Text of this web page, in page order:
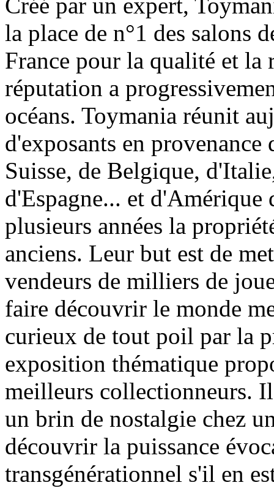
Créé par un expert,
la place de n°1 des salons
France pour la qualité et la
réputation a
océans. Toymania réunit
d'exposants en
Suisse, de Belgique,
d'Espagne... et
plusieurs années la
anciens. Leur but est de
vendeurs de milliers de
faire découvrir le monde
curieux de tout poil par la
exposition thématique
meilleurs collectionneurs.
un brin de nostalgie chez
découvrir la puissance
transgénérationnel s'il en